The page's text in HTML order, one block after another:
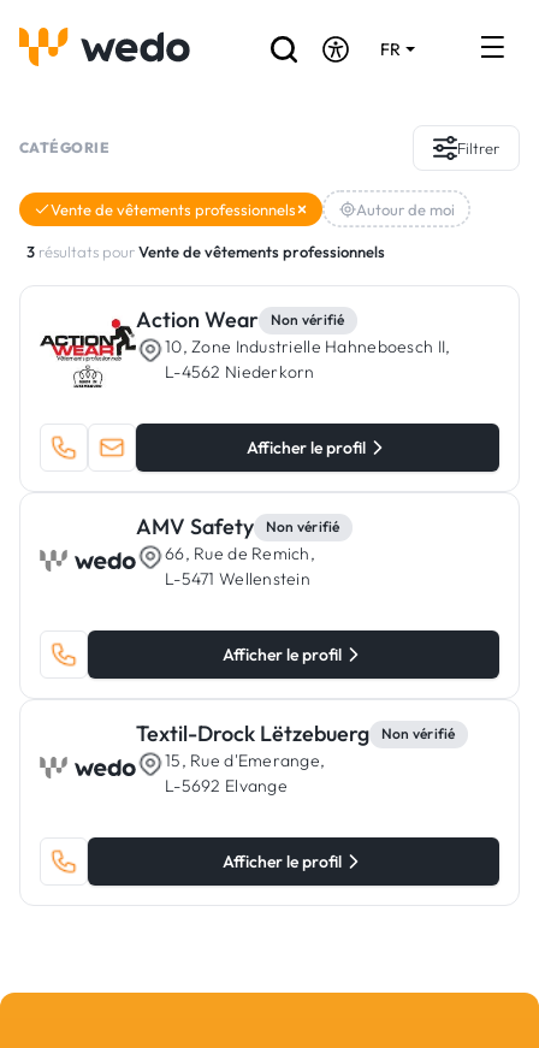
FR
Réalisations
Offres d'emploi
Vous êtes un Artisan ?
Connexion
CATÉGORIE Filtrer
Vente de vêtements professionnels Autour de moi
3 résultats pourVente de vêtements professionnels
Action Wear Non vérifié
10, Zone Industrielle Hahneboesch II,
L-4562 Niederkorn
Afficher le profil
AMV Safety Non vérifié
66, Rue de Remich,
L-5471 Wellenstein
Afficher le profil
Textil-Drock Lëtzebuerg Non vérifié
15, Rue d'Emerange,
L-5692 Elvange
Afficher le profil